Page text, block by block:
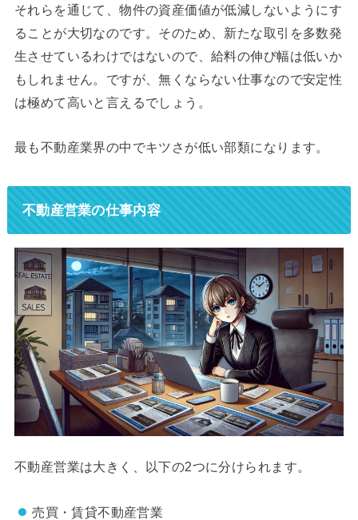
それらを通じて、物件の資産価値が低減しないようにす
ることが大切なのです。そのため、新たな取引を多数発
生させているわけではないので、給料の伸び幅は低いか
もしれません。ですが、無くならない仕事なので安定性
は極めて高いと言えるでしょう。
最も不動産業界の中でキツさが低い部類になります。
不動産営業の仕事内容
不動産営業は大きく、以下の2つに分けられます。
売買・賃貸不動産営業